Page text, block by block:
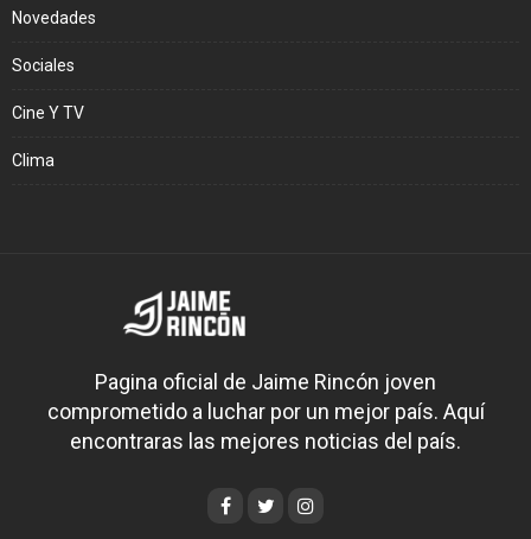
Novedades
Sociales
Cine Y TV
Clima
Pagina oficial de Jaime Rincón joven
comprometido a luchar por un mejor país. Aquí
encontraras las mejores noticias del país.